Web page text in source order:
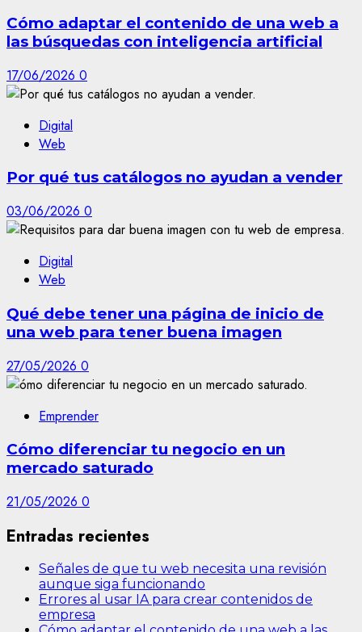
Cómo adaptar el contenido de una web a
las búsquedas con inteligencia artificial
17/06/2026 0
Digital
Web
Por qué tus catálogos no ayudan a vender
03/06/2026 0
Digital
Web
Qué debe tener una página de inicio de
una web para tener buena imagen
27/05/2026 0
Emprender
Cómo diferenciar tu negocio en un
mercado saturado
21/05/2026 0
Entradas recientes
Señales de que tu web necesita una revisión
aunque siga funcionando
Errores al usar IA para crear contenidos de
empresa